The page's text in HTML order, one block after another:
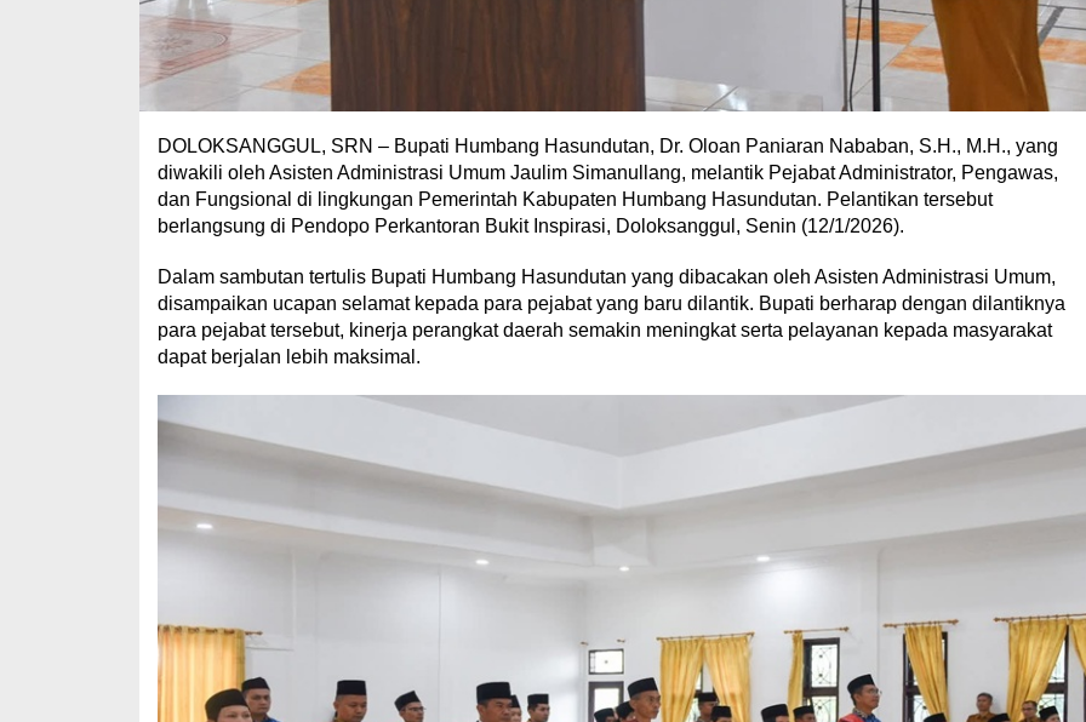
DOLOKSANGGUL, SRN – Bupati Humbang Hasundutan, Dr. Oloan Paniaran Nababan, S.H., M.H., yang
diwakili oleh Asisten Administrasi Umum Jaulim Simanullang, melantik Pejabat Administrator, Pengawas,
dan Fungsional di lingkungan Pemerintah Kabupaten Humbang Hasundutan. Pelantikan tersebut
berlangsung di Pendopo Perkantoran Bukit Inspirasi, Doloksanggul, Senin (12/1/2026).
Dalam sambutan tertulis Bupati Humbang Hasundutan yang dibacakan oleh Asisten Administrasi Umum,
disampaikan ucapan selamat kepada para pejabat yang baru dilantik. Bupati berharap dengan dilantiknya
para pejabat tersebut, kinerja perangkat daerah semakin meningkat serta pelayanan kepada masyarakat
dapat berjalan lebih maksimal.